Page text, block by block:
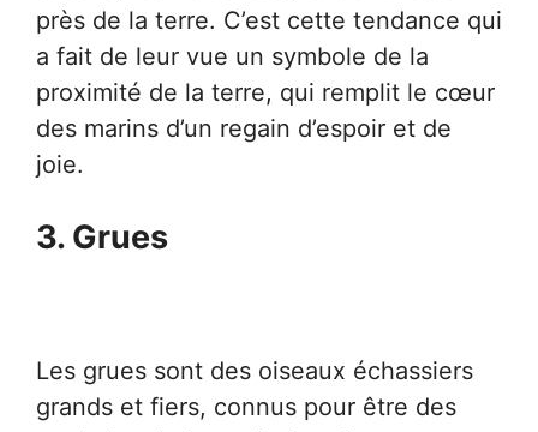
près de la terre. C’est cette tendance qui
a fait de leur vue un symbole de la
proximité de la terre, qui remplit le cœur
des marins d’un regain d’espoir et de
joie.
3. Grues
Les grues sont des oiseaux échassiers
grands et fiers, connus pour être des